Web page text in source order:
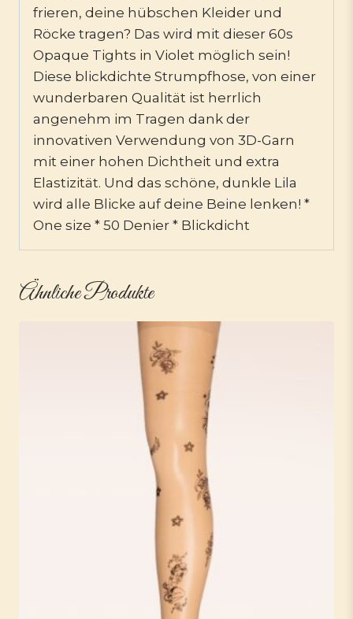
frieren, deine hübschen Kleider und
Röcke tragen? Das wird mit dieser 60s
Opaque Tights in Violet möglich sein!
Diese blickdichte Strumpfhose, von einer
wunderbaren Qualität ist herrlich
angenehm im Tragen dank der
innovativen Verwendung von 3D-Garn
mit einer hohen Dichtheit und extra
Elastizität. Und das schöne, dunkle Lila
wird alle Blicke auf deine Beine lenken! *
One size * 50 Denier * Blickdicht
Ähnliche Produkte